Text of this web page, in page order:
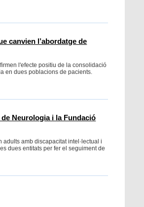
canvien l’abordatge de
l'efecte positiu de la consolidació
en dues poblacions de pacients.
Neurologia i la Fundació
amb discapacitat intel·lectual i
dues entitats per fer el seguiment de